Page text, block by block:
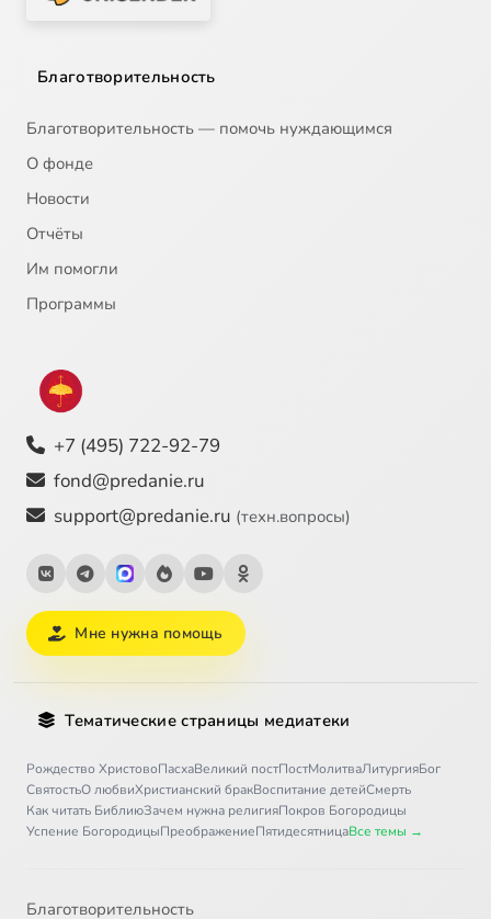
Благотворительность
Благотворительность — помочь нуждающимся
О фонде
Новости
Отчёты
Им помогли
Программы
+7 (495) 722-92-79
fond@predanie.ru
support@predanie.ru (техн.вопросы)
Мне нужна помощь
Тематические страницы медиатеки
Рождество ХристовоПасхаВеликий постПостМолитваЛитургияБог
СвятостьО любвиХристианский бракВоспитание детейСмерть
Как читать БиблиюЗачем нужна религияПокров Богородицы
Успение БогородицыПреображениеПятидесятницаВсе темы →
Благотворительность